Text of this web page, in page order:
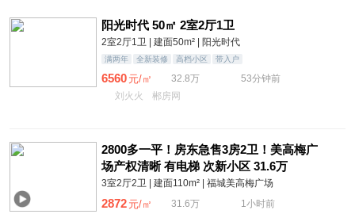
阳光时代 50㎡ 2室2厅1卫
2室2厅1卫 | 建面50m² | 阳光时代
满两年 全新装修 高档小区 带入户
6560 元/㎡ 32.8万
53分钟前
刘火火
郴房网
2800多一平！房东急售3房2卫！美高梅广
场产权清晰 有电梯 次新小区 31.6万
3室2厅2卫 | 建面110m² | 福城美高梅广场
2872 元/㎡ 31.6万
1小时前